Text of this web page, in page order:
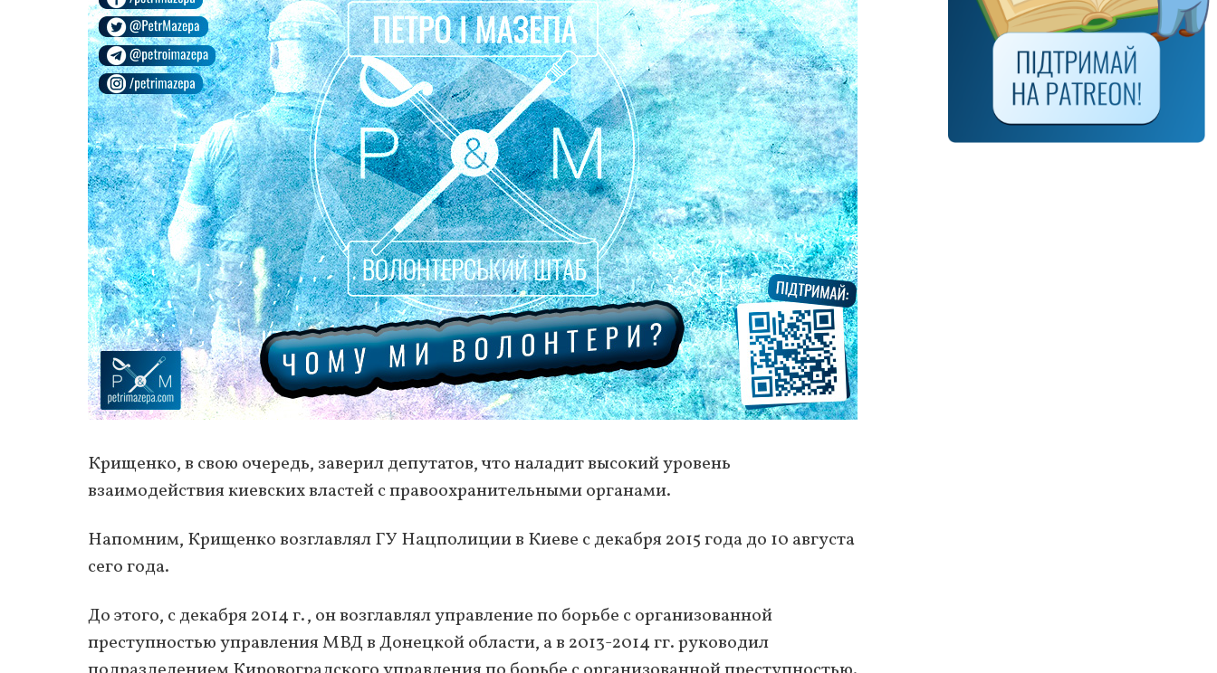
Крищенко, в свою очередь, заверил депутатов, что наладит высокий уровень
взаимодействия киевских властей с правоохранительными органами.
Напомним, Крищенко возглавлял ГУ Нацполиции в Киеве с декабря 2015 года до 10 августа
сего года.
До этого, с декабря 2014 г., он возглавлял управление по борьбе с организованной
преступностью управления МВД в Донецкой области, а в 2013-2014 гг. руководил